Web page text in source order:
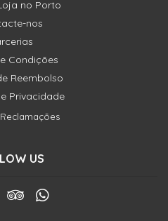
no Porto
nos
Condições
Reembolso
Privacidade
US